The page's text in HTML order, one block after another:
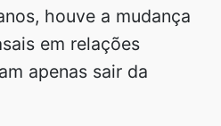
houve a mudança
em relações
apenas sair da